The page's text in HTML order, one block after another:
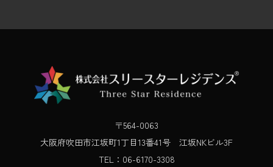
〒564-0063
大阪府吹田市江坂町1丁目13番41号 江坂NKビル3F
TEL：06-6170-3308